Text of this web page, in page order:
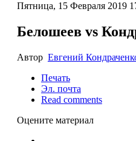
Пятница, 15 Февраля 2019
Белошеев vs
Автор Евгений
Печать
Эл. почта
Read comments
Оцените материал